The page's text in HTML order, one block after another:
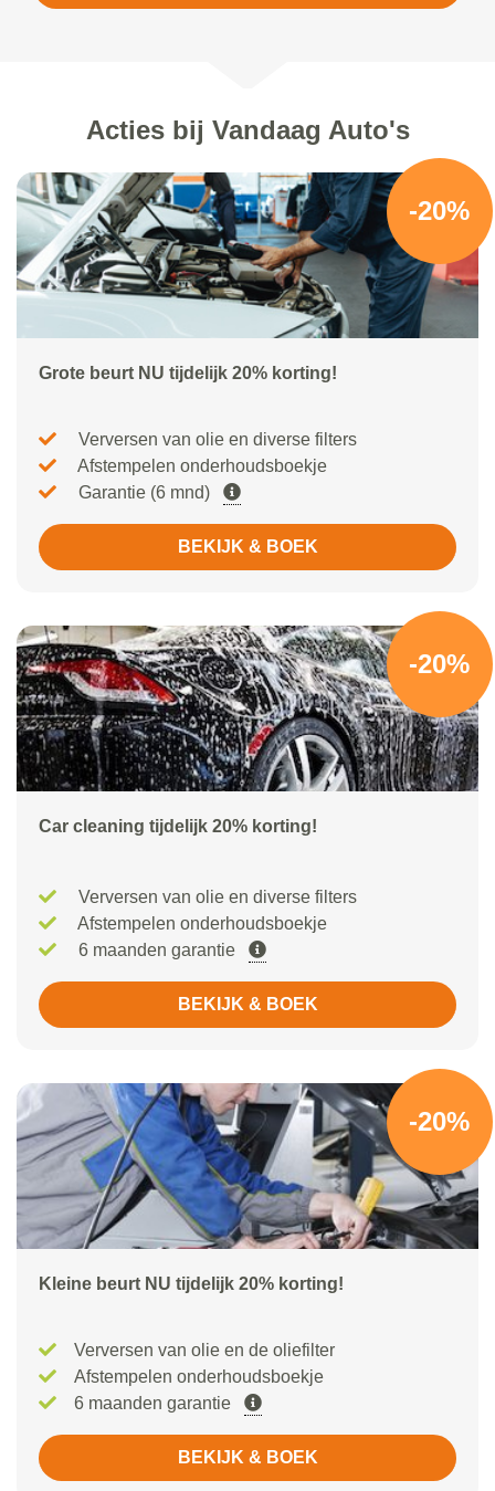
Acties bij Vandaag Auto's
-20%
Grote beurt NU tijdelijk 20% korting!
Verversen van olie en diverse filters
Afstempelen onderhoudsboekje
Garantie (6 mnd)
BEKIJK & BOEK
-20%
Car cleaning tijdelijk 20% korting!
Verversen van olie en diverse filters
Afstempelen onderhoudsboekje
6 maanden garantie
BEKIJK & BOEK
-20%
Kleine beurt NU tijdelijk 20% korting!
Verversen van olie en de oliefilter
Afstempelen onderhoudsboekje
6 maanden garantie
BEKIJK & BOEK